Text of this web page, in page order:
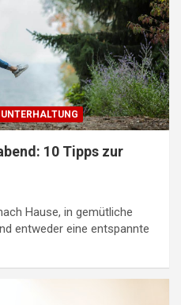
UNTERHALTUNG
10 Tipps zur
Hause, in gemütliche
entweder eine entspannte